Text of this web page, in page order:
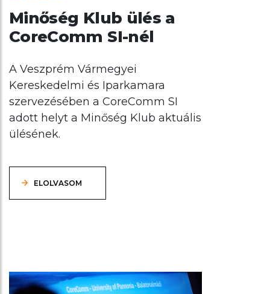
Minőség Klub ülés a
CoreComm SI-nél
A Veszprém Vármegyei
Kereskedelmi és Iparkamara
szervezésében a CoreComm SI
adott helyt a Minőség Klub aktuális
ülésének.
ELOLVASOM